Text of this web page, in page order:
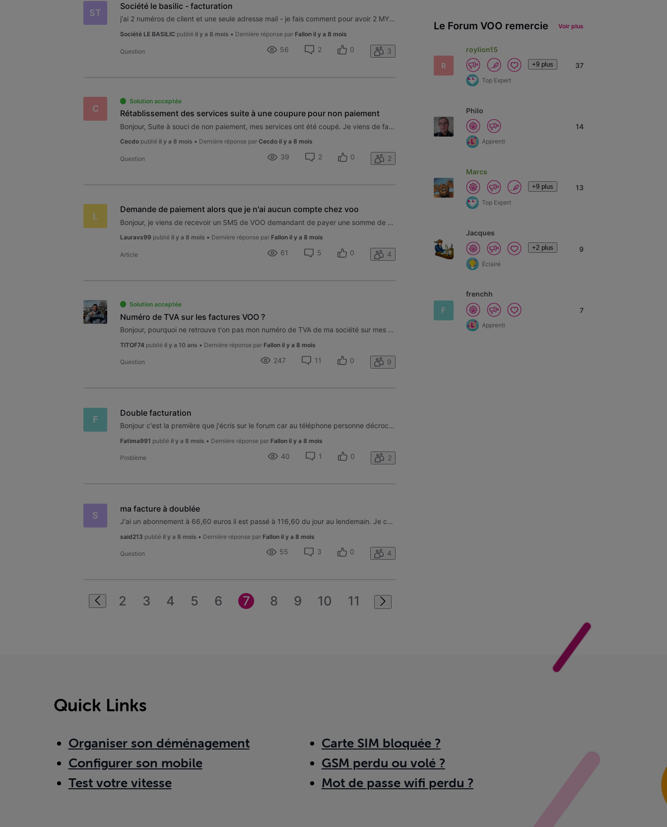
ST
Société le basilic - facturation
j'ai 2 numéros de client et une seule adresse mail - je fais comment pour avoir 2 MYVOO. Je constate que sur un client mon n° de TVA est bien repris sur l'autre pas évidemment celui où j'ai un accès MYVOO est celui avec ;) Toutes ces grandes sociétés comme VOO Luminus etc. nous parle de PEPPOL, nous
Société LE BASILIC publié il y a 8 mois • Dernière réponse par Fallon il y a 8 mois
Question 56 2 0 3
C
Solution acceptée
Rétablissement des services suite à une coupure pour non paiement
Bonjour, Suite à souci de non paiement, mes services ont été coupé. Je viens de faire le nécessaire. Il y aurait-il une adresse mail où je peux fournir la preuve de paiement ?
Cecdo publié il y a 8 mois • Dernière réponse par Cecdo il y a 8 mois
Question 39 2 0 2
L
Demande de paiement alors que je n'ai aucun compte chez voo
Bonjour, je viens de recevoir un SMS de VOO demandant de payer une somme de 39.99 (impayé soit disant) alors que je n'ai jamais eu de compte chez VOO, je n'emploie pas VOO. Je viens de changer de numéro de téléphone il y a quelques jours et je n'ai rien demander, et je reçois un SMS. A la maison j'e
Lauravs99 publié il y a 8 mois • Dernière réponse par Fallon il y a 8 mois
Article 61 5 0 4
Solution acceptée
Numéro de TVA sur les factures VOO ?
Bonjour, pourquoi ne retrouve t'on pas mon numéro de TVA de ma société sur mes facture et le montant hors tva et tva comprise .
TITOF74 publié il y a 10 ans • Dernière réponse par Fallon il y a 8 mois
Question 247 11 0 9
F
Double facturation
Bonjour c'est la première que j'écris sur le forum car au téléphone personne décroche. Voilà j'ai effectué une domiciliation, la domiciliation du mois d'octobre à était effectué mais maintenant je reçois un rappel, j'ai vérifié mon compte bancaire effectivement le montant est bien parti de mon compt
Fatima991 publié il y a 8 mois • Dernière réponse par Fallon il y a 8 mois
Problème 40 1 0 2
S
ma facture à doublée
J'ai un abonnement à 66,60 euros il est passé à 116,60 du jour au lendemain. Je contacte le service client au 078505050 de 9h à 12h mais personne ne ne me répond. Comment peut on passer du simple au double du jour au lendemain sans prévenir le clients . Quand on a un contrat la moindre des chose c'e
said213 publié il y a 8 mois • Dernière réponse par Fallon il y a 8 mois
Question 55 3 0 4
2 3 4 5 6 7 8 9 10 11
Le Forum VOO remercie Voir plus
R
roylion15
+9 plus
Top Expert
37
Philo
Apprenti
14
Marcs
+9 plus
Top Expert
13
Jacques
+2 plus
Éclairé
9
F
frenchh
Apprenti
7
Quick Links
Organiser son déménagement
Configurer son mobile
Test votre vitesse
Carte SIM bloquée ?
GSM perdu ou volé ?
Mot de passe wifi perdu ?